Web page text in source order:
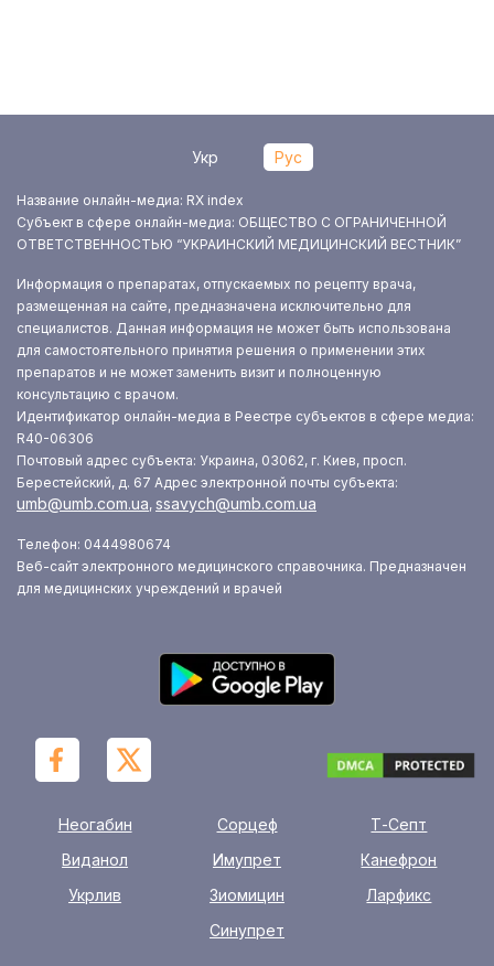
Укр Рус
Название онлайн-медиа: RX index
Субъект в сфере онлайн-медиа: ОБЩЕСТВО С ОГРАНИЧЕННОЙ
ОТВЕТСТВЕННОСТЬЮ “УКРАИНСКИЙ МЕДИЦИНСКИЙ ВЕСТНИК”
Информация о препаратах, отпускаемых по рецепту врача,
размещенная на сайте, предназначена исключительно для
специалистов. Данная информация не может быть использована
для самостоятельного принятия решения о применении этих
препаратов и не может заменить визит и полноценную
консультацию с врачом.
Идентификатор онлайн-медиа в Реестре субъектов в сфере медиа:
R40-06306
Почтовый адрес субъекта: Украина, 03062, г. Киев, просп.
Берестейский, д. 67 Адрес электронной почты субъекта:
umb@umb.com.ua, ssavych@umb.com.ua
Телефон: 0444980674
Веб-сайт электронного медицинского справочника. Предназначен
для медицинских учреждений и врачей
Неогабин Сорцеф
Т-Септ
Виданол
Имупрет
Канефрон
Укрлив
Зиомицин
Ларфикс
Синупрет